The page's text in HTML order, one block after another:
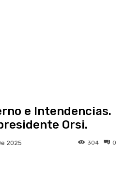
e Intendencias.
Orsi.
2025 0
304